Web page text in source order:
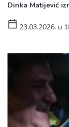
Dinka Matijević
23.03.2026. u